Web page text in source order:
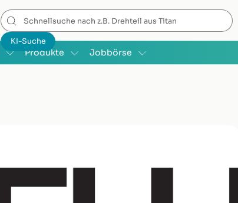
Produkte Jobbörse